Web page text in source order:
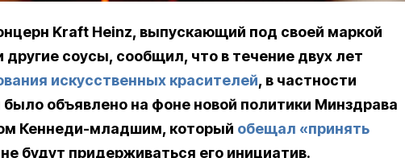
Kraft Heinz, выпускающий под своей маркой
другие соусы, сообщил, что в течение двух лет
искусственных красителей, в частности
объявлено на фоне новой политики Минздрава
Кеннеди-младшим, который обещал «принять
будут придерживаться его инициатив.